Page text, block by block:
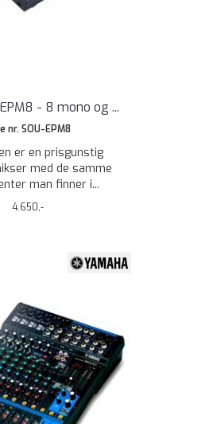
- 8 mono og ...
nr. SOU-EPM8
er en prisgunstig
med de samme
man finner i...
4.650,-